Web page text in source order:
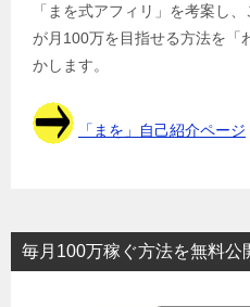
「まを式アフィリ」を考案し
が月100万を目指せる方法を「
かします。
「まを」自己紹介ページ
毎月100万稼ぐ方法を無料公